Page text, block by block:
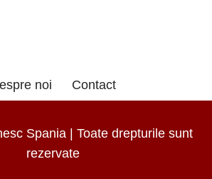
noi Contact
Spania | Toate drepturile sunt
rezervate